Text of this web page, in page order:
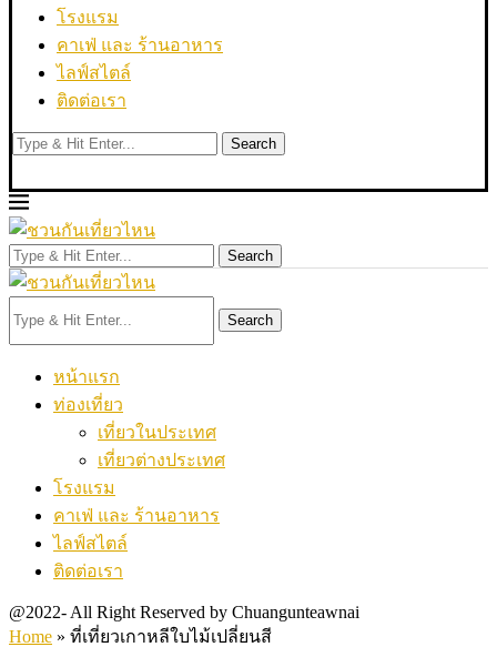
โรงแรม
คาเฟ่ และ ร้านอาหาร
ไลฟ์สไตล์
ติดต่อเรา
Search
Search
Search
หน้าแรก
ท่องเที่ยว
เที่ยวในประเทศ
เที่ยวต่างประเทศ
โรงแรม
คาเฟ่ และ ร้านอาหาร
ไลฟ์สไตล์
ติดต่อเรา
@2022- All Right Reserved by Chuangunteawnai
Home » ที่เที่ยวเกาหลีใบไม้เปลี่ยนสี